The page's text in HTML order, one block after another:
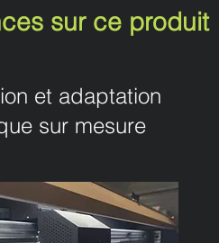
sur ce produit
et adaptation
sur mesure